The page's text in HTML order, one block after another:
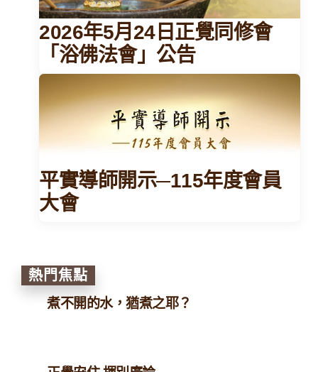
2026年5月24日正覺同修會
「浴佛法會」公告
平實導師開示─115年度會員
大會
熱門焦點
煮不開的水，猶煮之耶？